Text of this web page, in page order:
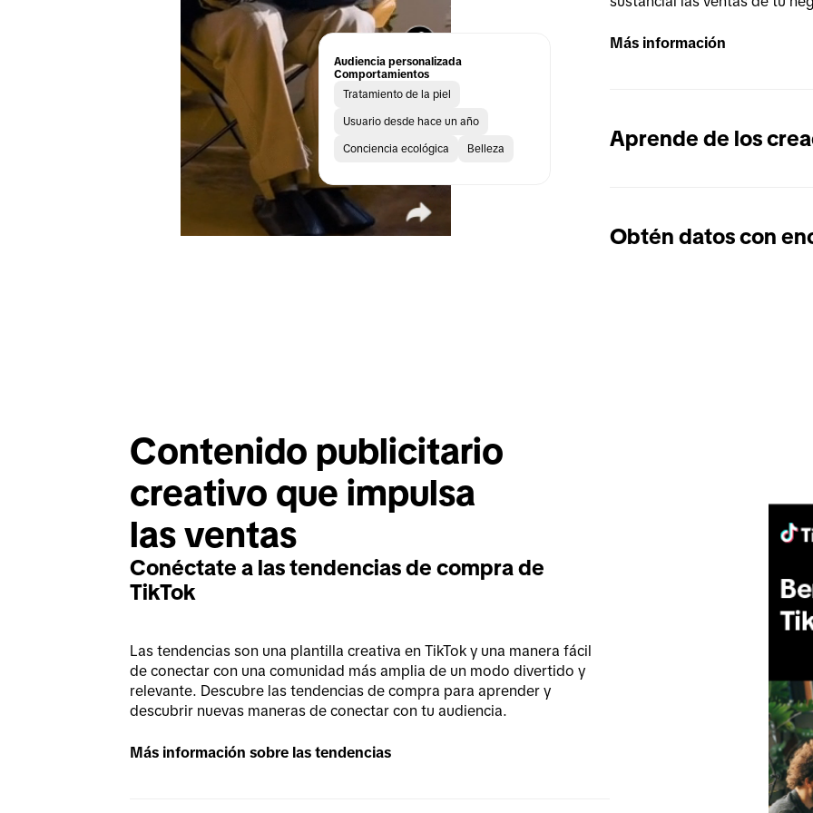
Audiencia personalizada
Comportamientos
Tratamiento de la piel
Usuario desde hace un año
Conciencia ecológica Belleza
Más información
Aprende de los
Obtén datos con
Contenido publicitario
creativo que impulsa
las ventas
Conéctate a las tendencias de compra de
TikTok
Las tendencias son una plantilla creativa en TikTok y una manera fácil
de conectar con una comunidad más amplia de un modo divertido y
relevante. Descubre las tendencias de compra para aprender y
descubrir nuevas maneras de conectar con tu audiencia.
Más información sobre las tendencias